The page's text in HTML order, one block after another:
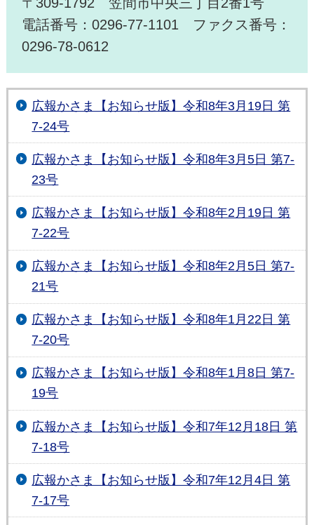
電話番号：0296-77-1101 ファクス番号：
0296-78-0612
広報かさま【お知らせ版】令和8年3月19日 第
7-24号
広報かさま【お知らせ版】令和8年3月5日 第7-
23号
広報かさま【お知らせ版】令和8年2月19日 第
7-22号
広報かさま【お知らせ版】令和8年2月5日 第7-
21号
広報かさま【お知らせ版】令和8年1月22日 第
7-20号
広報かさま【お知らせ版】令和8年1月8日 第7-
19号
広報かさま【お知らせ版】令和7年12月18日 第
7-18号
広報かさま【お知らせ版】令和7年12月4日 第
7-17号